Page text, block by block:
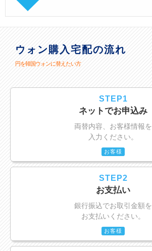
ウォン購入宅配の流れ
円を韓国ウォンに替えたい方
STEP1
ネットでお申込み
両替内容、お客様情報を
入力ください。
お客様
STEP2
お支払い
銀行振込でお取引金額を
お支払いください。
お客様